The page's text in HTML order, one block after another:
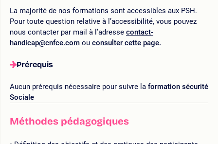
La majorité de nos formations sont accessibles aux PSH.
Pour toute question relative à l’accessibilité, vous pouvez
nous contacter par mail à l’adresse contact-
handicap@cnfce.com ou consulter cette page.
Prérequis
Aucun prérequis nécessaire pour suivre la formation sécurité
Sociale
Méthodes pédagogiques